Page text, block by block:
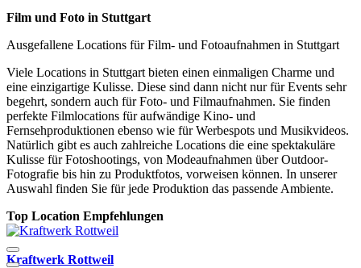
Film und Foto in Stuttgart
Ausgefallene Locations für Film- und Fotoaufnahmen in Stuttgart
Viele Locations in Stuttgart bieten einen einmaligen Charme und
eine einzigartige Kulisse. Diese sind dann nicht nur für Events sehr
begehrt, sondern auch für Foto- und Filmaufnahmen. Sie finden
perfekte Filmlocations für aufwändige Kino- und
Fernsehproduktionen ebenso wie für Werbespots und Musikvideos.
Natürlich gibt es auch zahlreiche Locations die eine spektakuläre
Kulisse für Fotoshootings, von Modeaufnahmen über Outdoor-
Fotografie bis hin zu Produktfotos, vorweisen können. In unserer
Auswahl finden Sie für jede Produktion das passende Ambiente.
Top Location Empfehlungen
Kraftwerk Rottweil